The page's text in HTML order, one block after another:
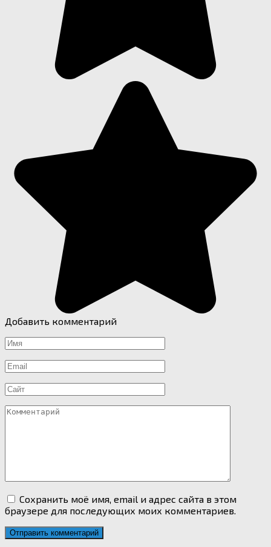
Добавить комментарий
Имя
*
Email
*
Сайт
Комментарий
Сохранить моё имя, email и адрес сайта в этом
браузере для последующих моих комментариев.